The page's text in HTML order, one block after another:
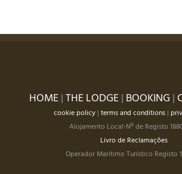
HOME|THE LODGE| BOOKING |
cookie policy| terms and conditions|
Alojamento Local-Nº de Registo
Livro de Reclamações
Operador Marítimo Turístico Registo